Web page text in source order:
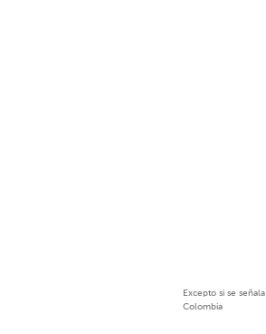
Excepto si se
Colombia